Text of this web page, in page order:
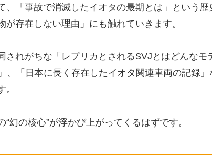
、「事故で消滅したイオタの最期とは」という歴
が存在しない理由」にも触れていきます。
されがちな「レプリカとされるSVJとはどんなモ
、「日本に長く存在したイオタ関連車両の記録
幻の核心”が浮かび上がってくるはずです。